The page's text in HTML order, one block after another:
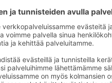
Välipalatuotteet